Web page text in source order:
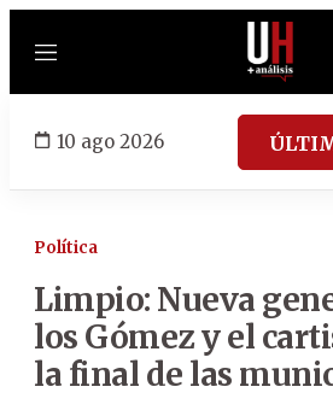
Menú
10 ago 2026
Política
Limpio: Nueva
los Gómez y el
la final de las